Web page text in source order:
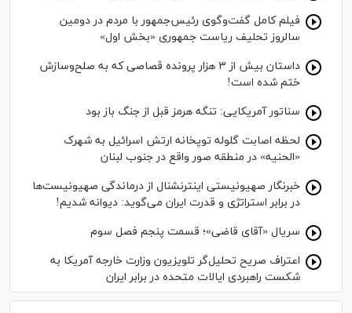
فیلم کامل گفت‌وگوی رئیس‌جمهور با مردم در دومین
سالروز تحلیف ریاست جمهوری «بخش اول»
داستان بیش از ۳ هزار پرونده قصاصی که به صلح‌وسازش
ختم شده است!
سناتور آمریکایی: تنگه هرمز قبل از جنگ باز بود
لحظه اصابت گلوله توپخانه ارتش اسرائیل به شهرک
«الحنیه» در منطقه صور واقع در جنوب لبنان
خبرنگار صهیونیستی اینترنشنال از درماندگی صهیونیست‌ها
در برابر استراتژی و قدرت ایران می‌گوید: دیوانه شدیم!
سریال «آقای قاضی»؛ قسمت پنجم فصل سوم
اعتراف صریح تحلیل‌گر تلویزیون وزارت خارجه آمریکا به
شکست راهبردی ایالات متحده در برابر ایران